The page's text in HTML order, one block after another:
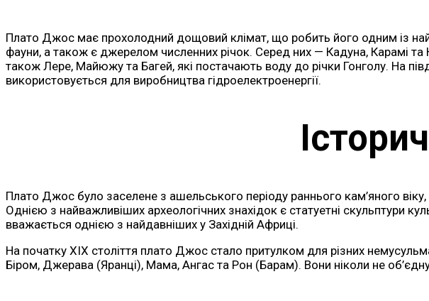
Плато Джос має прохолодний дощовий клімат, що робить його одним із
фауни, а також є джерелом численних річок. Серед них — Кадуна, Карамі
також Лере, Майюжу та Багей, які постачають воду до річки Гонголу. На
використовується для виробництва гідроелектроенергії.
Плато Джос було заселене з ашельського періоду раннього кам’яного
Однією з найважливіших археологічних знахідок є статуетні скульптури
вважається однією з найдавніших у Західній Африці.
На початку XIX століття плато Джос стало притулком для різних
Біром, Джерава (Яранці), Мама, Ангас та Рон (Барам). Вони ніколи не